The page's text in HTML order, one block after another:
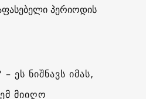
პერიოდის
ეს ნიშნავს იმას,
მიიღო